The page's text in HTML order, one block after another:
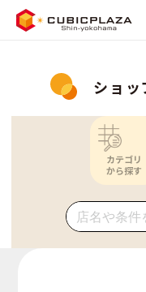
ショ
カテゴリ
から探す